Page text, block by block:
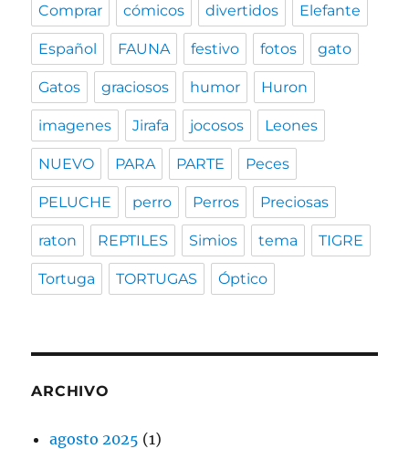
Comprar cómicos divertidos Elefante
Español FAUNA festivo fotos gato
Gatos graciosos humor Huron
imagenes Jirafa jocosos Leones
NUEVO PARA PARTE Peces
PELUCHE perro Perros Preciosas
raton REPTILES Simios tema TIGRE
Tortuga TORTUGAS Óptico
ARCHIVO
agosto 2025 (1)